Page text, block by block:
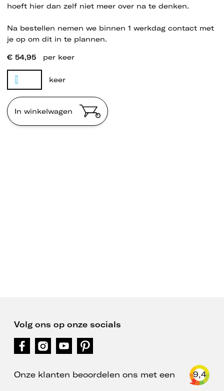
hoeft hier dan zelf niet meer over na te denken.
Na bestellen nemen we binnen 1 werkdag contact met
je op om dit in te plannen.
€ 54,95
per keer
keer
In winkelwagen
Volg ons op onze socials
Onze klanten beoordelen ons met een 9,4